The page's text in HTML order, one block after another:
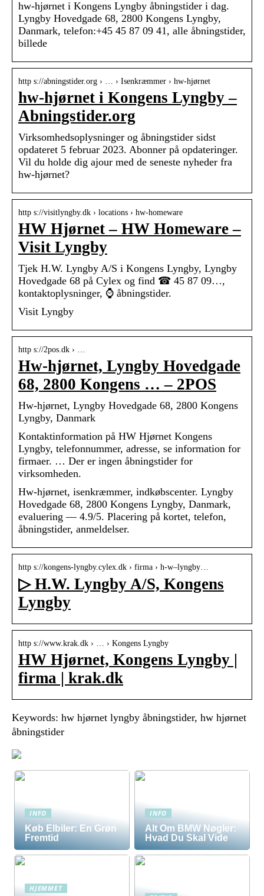
hw-hjørnet i Kongens Lyngby åbningstider i dag.
Lyngby Hovedgade 68, 2800 Kongens Lyngby,
Danmark, telefon:+45 45 87 09 41, alle åbningstider,
billede
http s://abningstider.org › … › Isenkræmmer › hw-hjørnet
hw-hjørnet i Kongens Lyngby –
Abningstider.org
Virksomhedsoplysninger og åbningstider sidst
opdateret 5 februar 2023. Abonner på opdateringer.
Vil du holde dig ajour med de seneste nyheder fra
hw-hjørnet?
http s://visitlyngby.dk › locations › hw-homeware
HW Hjørnet – HW Homeware –
Visit Lyngby
Tjek H.W. Lyngby A/S i Kongens Lyngby, Lyngby
Hovedgade 68 på Cylex og find ☎ 45 87 09…,
kontaktoplysninger, ⌚ åbningstider.
Visit Lyngby
http s://2pos.dk › …
Hw-hjørnet, Lyngby Hovedgade
68, 2800 Kongens … – 2POS
Hw-hjørnet, Lyngby Hovedgade 68, 2800 Kongens
Lyngby, Danmark
Kontaktinformation på HW Hjørnet Kongens
Lyngby, telefonnummer, adresse, se information for
firmaer. … Der er ingen åbningstider for
virksomheden.
Hw-hjørnet, isenkræmmer, indkøbscenter. Lyngby
Hovedgade 68, 2800 Kongens Lyngby, Danmark,
evaluering — 4.9/5. Placering på kortet, telefon,
åbningstider, anmeldelser.
http s://kongens-lyngby.cylex.dk › firma › h-w–lyngby…
▷ H.W. Lyngby A/S, Kongens
Lyngby
http s://www.krak.dk › … › Kongens Lyngby
HW Hjørnet, Kongens Lyngby |
firma | krak.dk
Keywords: hw hjørnet lyngby åbningstider, hw hjørnet
åbningstider
INFO
Køb Elbiler: En Grøn
Fremtid
INFO
Alt Om BMW Nøgler:
Hvad Du Skal Vide
HJEMMET